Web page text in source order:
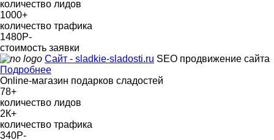
количество лидов
1000+
количество трафика
1480Р-
стоимость заявки
Сайт - sladkie-sladosti.ru SEO продвижение сайта
Подробнее
Online-магазин подарков сладостей
78+
количество лидов
2К+
количество трафика
340Р-